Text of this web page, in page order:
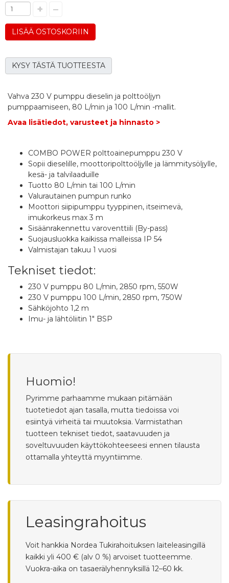
+ –
LISÄÄ OSTOSKORIIN
KYSY TÄSTÄ TUOTTEESTA
Vahva 230 V pumppu dieselin ja polttoöljyn
pumppaamiseen, 80 L/min ja 100 L/min -mallit.
Avaa lisätiedot, varusteet ja hinnasto >
COMBO POWER polttoainepumppu 230 V
Sopii dieselille, moottoripolttoöljylle ja lämmitysöljylle,
kesä- ja talvilaaduille
Tuotto 80 L/min tai 100 L/min
Valurautainen pumpun runko
Moottori siipipumppu tyyppinen, itseimevä,
imukorkeus max 3 m
Sisäänrakennettu varoventtiili (By-pass)
Suojausluokka kaikissa malleissa IP 54
Valmistajan takuu 1 vuosi
Tekniset tiedot:
230 V pumppu 80 L/min, 2850 rpm, 550W
230 V pumppu 100 L/min, 2850 rpm, 750W
Sähköjohto 1,2 m
Imu- ja lähtöliitin 1" BSP
Huomio!
Pyrimme parhaamme mukaan pitämään
tuotetiedot ajan tasalla, mutta tiedoissa voi
esiintyä virheitä tai muutoksia. Varmistathan
tuotteen tekniset tiedot, saatavuuden ja
soveltuvuuden käyttökohteeseesi ennen tilausta
ottamalla yhteyttä myyntiimme.
Leasingrahoitus
Voit hankkia Nordea Tukirahoituksen laiteleasingillä
kaikki yli 400 € (alv 0 %) arvoiset tuotteemme.
Vuokra-aika on tasaerälyhennyksillä 12–60 kk.